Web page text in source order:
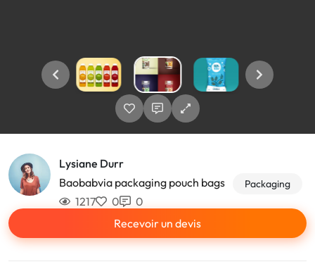
Lysiane Durr
Baobabvia packaging pouch bags
Packaging
1217 0
0
Recevoir un devis